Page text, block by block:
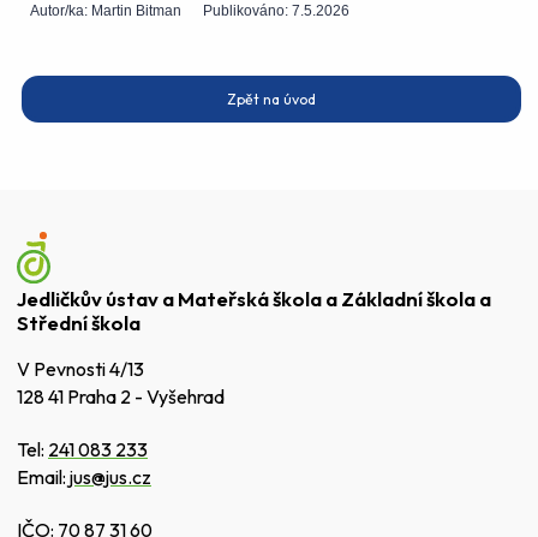
Autor/ka: Martin Bitman Publikováno: 7.5.2026
Zpět na úvod
Jedličkův ústav a Mateřská škola a Základní škola a
Střední škola
V Pevnosti 4/13
128 41 Praha 2 - Vyšehrad
Tel: 241 083 233
Email: jus@jus.cz
IČO: 70 87 31 60